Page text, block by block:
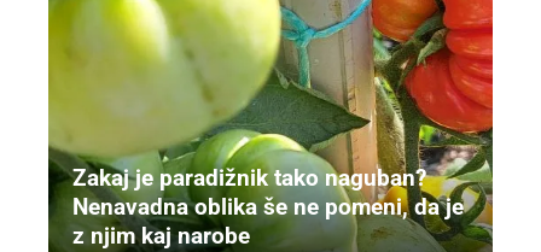
Zakaj je paradižnik tako naguban?
Nenavadna oblika še ne pomeni, da je
z njim kaj narobe